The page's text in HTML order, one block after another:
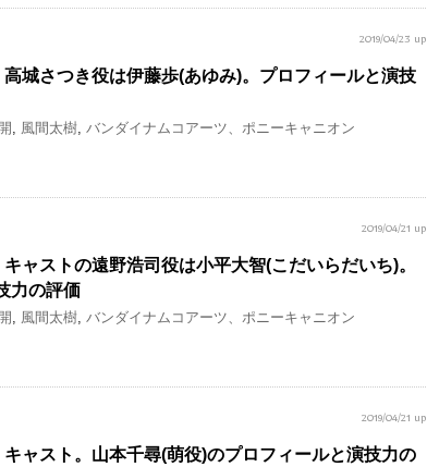
2019/04/23 up
城さつき役は伊藤歩(あゆみ)。プロフィールと演技
, 風間太樹, バンダイナムコアーツ、ポニーキャニオン
2019/04/21 up
ャストの遠野浩司役は小平大智(こだいらだいち)。
力の評価
, 風間太樹, バンダイナムコアーツ、ポニーキャニオン
2019/04/21 up
ャスト。山本千尋(萌役)のプロフィールと演技力の